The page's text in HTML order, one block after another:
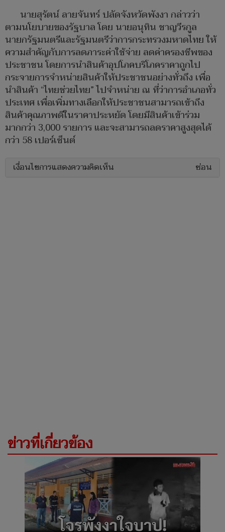
นายสุรัตน์ ลายจันทร์ ปลัดจังหวัดพังงา กล่าวว่า
ตามนโยบายของรัฐบาล โดย นายอนุทิน ชาญวีรกูล
นายกรัฐมนตรีและรัฐมนตรีว่าการกระทรวงมหาดไทย ให้
ความสำคัญกับการลดภาระค่าใช้จ่าย ลดค่าครองชีพของ
ประชาชน โดยการนำสินค้าอุปโภคบริโภคราคาถูกไป
กระจายการจำหน่ายสินค้าให้ประชาชนอย่างทั่วถึง เพื่อ
นำสินค้า “ไทยช่วยไทย” ไปจำหน่าย ณ ที่ว่าการอำเภอทั่ว
ประเทศ เพื่อเพิ่มทางเลือกให้ประชาชนสามารถเข้าถึง
สินค้าคุณภาพดีในราคาประหยัด โดยมีสินค้าเข้าร่วม
มากกว่า 3,000 รายการ และจะสามารถลดราคาสูงสุดได้
กว่า 58 เปอร์เซ็นต์
เงื่อนไขการแสดงความคิดเห็น ซ่อน
ข่าวที่เกี่ยวข้อง